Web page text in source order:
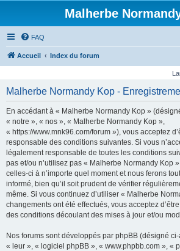
Malherbe
FAQ
Accueil Index du forum
Malherbe Normandy Kop -
En accédant à « Malherbe Normandy Kop »
« notre », « nos », « Malherbe Normandy Kop »,
« https://www.mnk96.com/forum »), vous acceptez
responsable des conditions suivantes. Si vous
légalement responsable de toutes les conditions
pas et/ou n’utilisez pas « Malherbe Normandy Kop
celles-ci à n’importe quel moment et nous ferons
informé, bien qu’il soit prudent de vérifier
même. Si vous continuez d’utiliser « Malherbe
changements ont été effectués, vous acceptez
des conditions découlant des mises à jour et/ou
Nos forums sont développés par phpBB (désigné
« leur », « logiciel phpBB », « www.phpbb.com », «